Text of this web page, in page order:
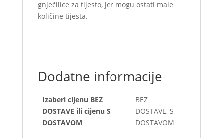
gnječilice za tijesto, jer mogu ostati male
količine tijesta.
Dodatne informacije
Izaberi cijenu BEZ
DOSTAVE ili cijenu S
DOSTAVOM
BEZ
DOSTAVE, S
DOSTAVOM